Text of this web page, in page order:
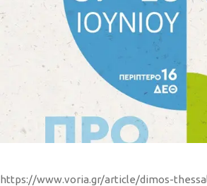
https://www.voria.gr/article/dimos-